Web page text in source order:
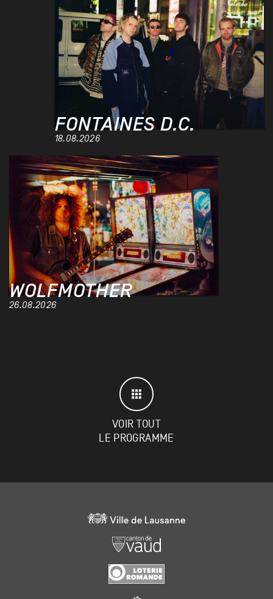
FONTAINES D.C.
18.08.2026
WOLFMOTHER
26.08.2026
VOIR TOUT
LE PROGRAMME